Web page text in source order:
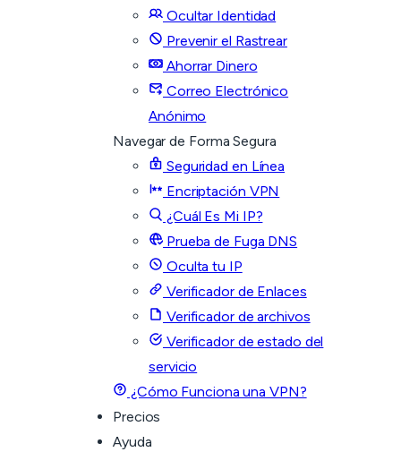
Ocultar Identidad
Prevenir el Rastrear
Ahorrar Dinero
Correo Electrónico
Anónimo
Navegar de Forma Segura
Seguridad en Línea
Encriptación VPN
¿Cuál Es Mi IP?
Prueba de Fuga DNS
Oculta tu IP
Verificador de Enlaces
Verificador de archivos
Verificador de estado del
servicio
¿Cómo Funciona una VPN?
Precios
Ayuda